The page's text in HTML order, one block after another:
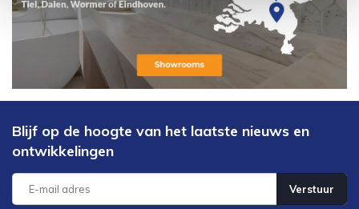
Blijf op de hoogte van het laatste nieuws en
ontwikkelingen
Verstuur